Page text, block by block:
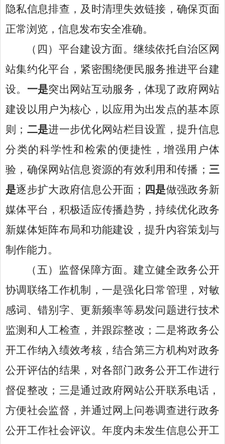
隐私信息排查，及时清理失效链接，确保页面
正常浏览，信息发布安全准确。
（四） 平台建设方面。继续依托自治区网
站集约化平台，紧密围绕便民服务推进平台建
设。 一是突出 网站互动服务，体现了政府网站
建设以用户为核心，以应用为出发点的基本原
则
； 二是进一步优化网站栏目设置，提升信息
分类的科学性和检索的便捷性，增强用户体
验，确保网站信息资源的有效利用和传播 ； 三
是逐步扩大政府信息公开面 ； 四是做强政务新
媒体平台，积极适应传播趋势，持续优化政务
新媒体矩阵布局和功能建设，提升内容策划与
制作能力 。
（五）
监督保障方面。建立健全政务公开
协调联络工作机制，一是强化日常管理，对敏
感词、错别字、更新频率等易发问题进行技术
监测和人工检查，并跟踪整改；二是将政务公
开工作纳入绩效考核，结合第三方机构对政务
公开评估的结果，对各部门政务公开工作进行
督促整改；三是通过政府网站公开联系电话，
方便社会监督，并通过网上问卷调查进行政务
公开工作社会评议。年度内未发生信息公开工